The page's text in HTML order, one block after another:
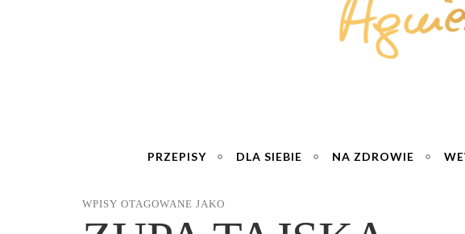
PRZEPISY DLA SIEBIE NA ZDROWIE
WPISY OTAGOWANE JAKO